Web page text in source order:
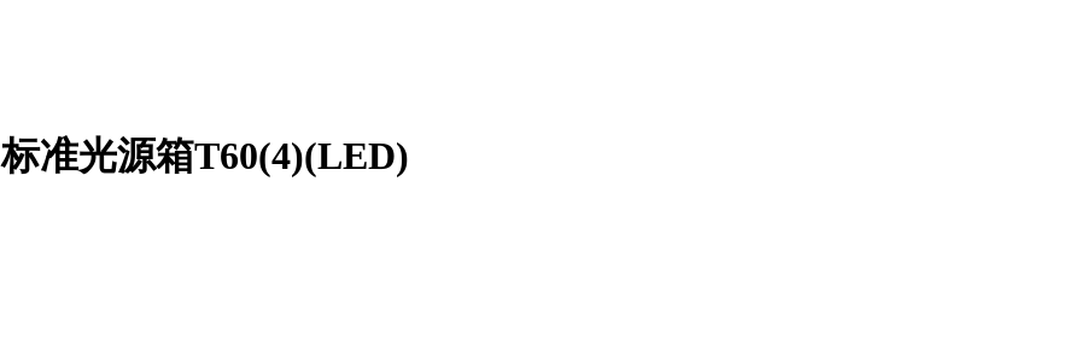
标准光源箱T60(4)(LED)